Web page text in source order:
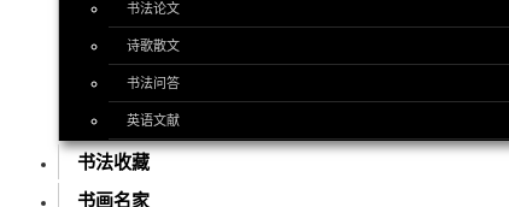
书法论文
诗歌散文
书法问答
英语文献
书法收藏
书画名家